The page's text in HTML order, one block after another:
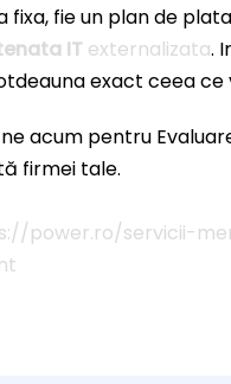
fixa, fie un plan de
IT externalizata.
exact ceea ce
acum pentru
firmei tale.
power.ro/servicii-